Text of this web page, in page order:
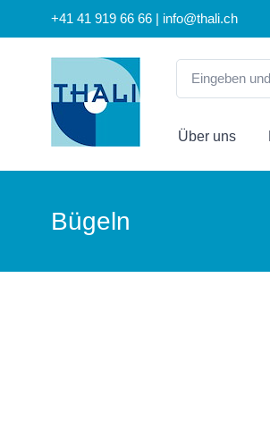
+41 41 919 66 66 | info@thali.ch
Über uns
Bügeln